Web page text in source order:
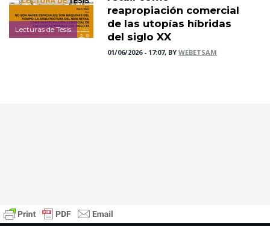
Lecturas de Tesis
reapropiación comercial
de las utopías híbridas
del siglo XX
01/06/2026 - 17:07, BYWEBETSAM